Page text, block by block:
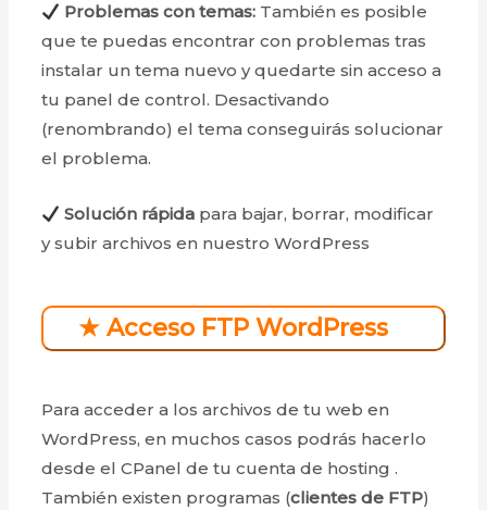
Problemas con temas: También es posible
que te puedas encontrar con problemas tras
instalar un tema nuevo y quedarte sin acceso a
tu panel de control. Desactivando
(renombrando) el tema conseguirás solucionar
el problema.
Solución rápida para bajar, borrar, modificar
y subir archivos en nuestro WordPress
★ Acceso FTP WordPress
Para acceder a los archivos de tu web en
WordPress, en muchos casos podrás hacerlo
desde el CPanel de tu cuenta de hosting .
También existen programas (clientes de FTP)